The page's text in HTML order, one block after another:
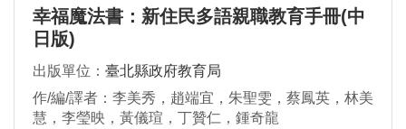
幸福魔法書：新住民多語親職教育手冊(中
日版)
出版單位： 臺北縣政府教育局
作/編/譯者：李美秀，趙端宜，朱聖雯，蔡鳳英，林美
慧，李瑩映，黃儀瑄，丁贊仁，鍾奇龍